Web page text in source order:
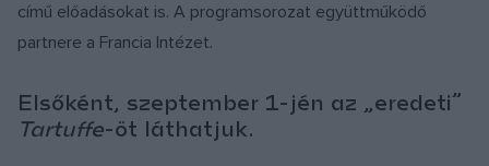
című előadásokat is. A programsorozat együttműködő
partnere a Francia Intézet.
Elsőként, szeptember 1-jén az „eredeti”
Tartuffe-öt láthatjuk.